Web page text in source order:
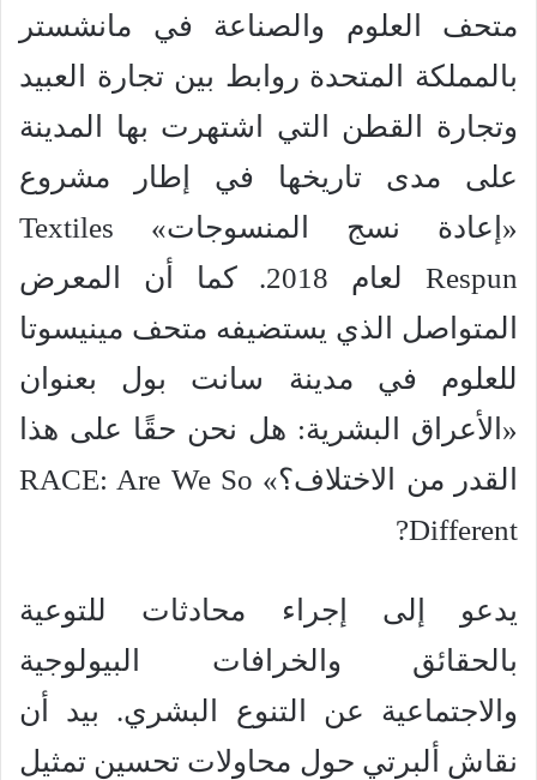
متحف العلوم والصناعة في مانشستر
بالمملكة المتحدة روابط بين تجارة العبيد
وتجارة القطن التي اشتهرت بها المدينة
على مدى تاريخها في إطار مشروع
«إعادة نسج المنسوجات» Textiles
Respun لعام 2018. كما أن المعرض
المتواصل الذي يستضيفه متحف مينيسوتا
للعلوم في مدينة سانت بول بعنوان
«الأعراق البشرية: هل نحن حقًا على هذا
القدر من الاختلاف؟» RACE: Are We So
Different?
يدعو إلى إجراء محادثات للتوعية
بالحقائق والخرافات البيولوجية
والاجتماعية عن التنوع البشري. بيد أن
نقاش ألبرتي حول محاولات تحسين تمثيل